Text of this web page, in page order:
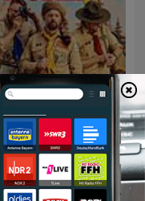
Baywatch Berlin